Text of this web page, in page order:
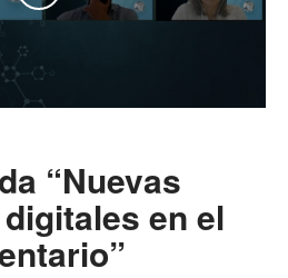
“Nuevas
en el